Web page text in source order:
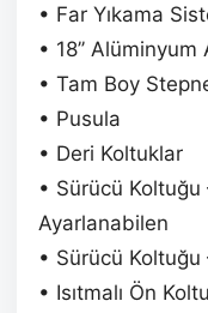
• Far Yıkama
• 18’’
• Tam Boy
• Pusula
• Deri Koltuklar
• Sürücü
Ayarlanabilen
• Sürücü
• Isıtmalı Ön